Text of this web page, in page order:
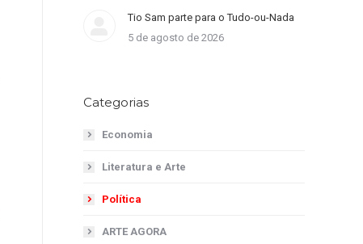
Tio Sam parte para o Tudo-ou-Nada
5 de agosto de 2026
Categorias
Economia
Literatura e Arte
Política
ARTE AGORA